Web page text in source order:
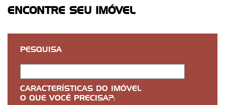
ENCONTRE SEU IMÓVEL
PESQUISA
CARACTERÍSTICAS DO IMÓVEL
O QUE VOCÊ PRECISA?: